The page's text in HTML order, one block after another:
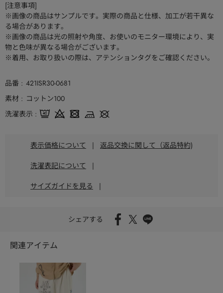
[注意事項]
※画像の商品はサンプルです。実際の商品と仕様、加工が若干異な
る場合があります。
※画像の商品は光の照射や角度、お使いのモニター環境により、実
物と色味が異なる場合がございます。
※着用、お取り扱いの際は、アテンションタグをご確認ください。
品番
421ISR30-0681
素材
コットン100
洗濯表示
表示価格について | 返品交換に関して（返品特約)
洗濯表記について |
サイズガイドを見る |
シェアする
関連アイテム